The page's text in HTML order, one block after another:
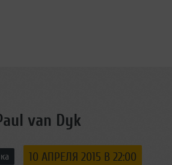
van Dyk
10 АПРЕЛЯ 2015 В 22:00